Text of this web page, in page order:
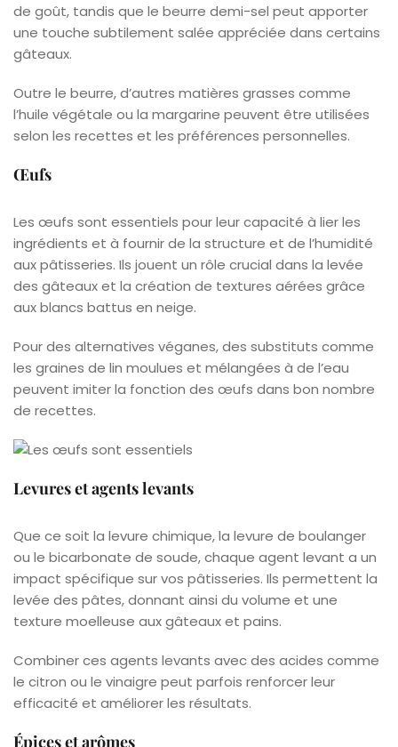
de goût, tandis que le beurre demi-sel peut apporter
une touche subtilement salée appréciée dans certains
gâteaux.
Outre le beurre, d’autres matières grasses comme
l’huile végétale ou la margarine peuvent être utilisées
selon les recettes et les préférences personnelles.
Œufs
Les œufs sont essentiels pour leur capacité à lier les
ingrédients et à fournir de la structure et de l’humidité
aux pâtisseries. Ils jouent un rôle crucial dans la levée
des gâteaux et la création de textures aérées grâce
aux blancs battus en neige.
Pour des alternatives véganes, des substituts comme
les graines de lin moulues et mélangées à de l’eau
peuvent imiter la fonction des œufs dans bon nombre
de recettes.
Levures et agents levants
Que ce soit la levure chimique, la levure de boulanger
ou le bicarbonate de soude, chaque agent levant a un
impact spécifique sur vos pâtisseries. Ils permettent la
levée des pâtes, donnant ainsi du volume et une
texture moelleuse aux gâteaux et pains.
Combiner ces agents levants avec des acides comme
le citron ou le vinaigre peut parfois renforcer leur
efficacité et améliorer les résultats.
Épices et arômes